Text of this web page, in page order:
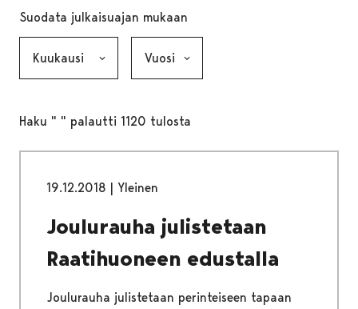
Suodata julkaisuajan mukaan
Haku " " palautti 1120 tulosta
19.12.2018 Yleinen
Joulurauha julistetaan
Raatihuoneen edustalla
Joulurauha julistetaan perinteiseen tapaan